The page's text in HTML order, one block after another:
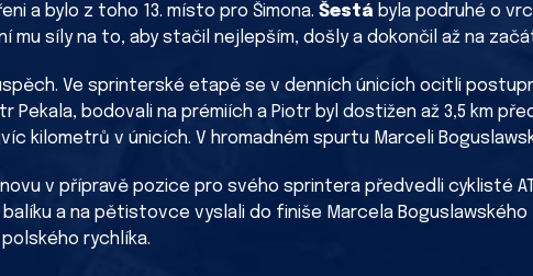
a bylo z toho 13. místo pro Šimona. Šestá byla podruhé o
mu síly na to, aby stačil nejlepším, došly a dokončil až na
Ve sprinterské etapě se v denních únicích ocitli
Pekala, bodovali na prémiích a Piotr byl dostižen až 3,5 km
kilometrů v únicích. V hromadném spurtu Marceli
v přípravě pozice pro svého sprintera předvedli cyklisté
a na pětistovce vyslali do finiše Marcela
rychlíka.